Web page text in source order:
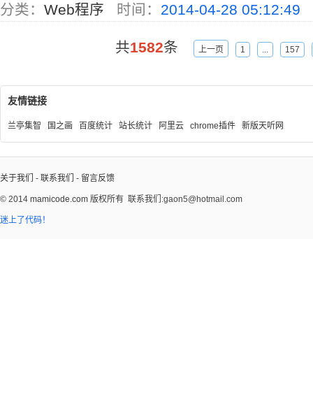
分类： Web程序 时间： 2014-04-28 05:12:49
共1582条 上一页 1 ... 157
友情链接
兰亭集智 国之画 百度统计 站长统计 阿里云 chrome插件 新版天听网
关于我们 - 联系我们 - 留言反馈
© 2014 mamicode.com 版权所有 联系我们:gaon5@hotmail.com
迷上了代码！